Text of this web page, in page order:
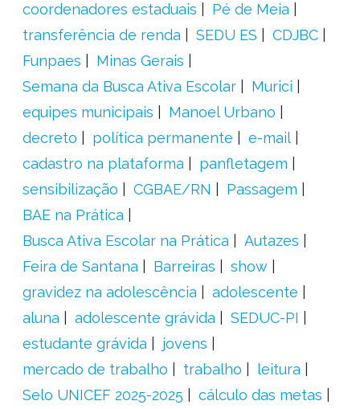
coordenadores estaduais
Pé de Meia
transferência de renda
SEDU ES
CDJBC
Funpaes
Minas Gerais
Semana da Busca Ativa Escolar
Murici
equipes municipais
Manoel Urbano
decreto
política permanente
e-mail
cadastro na plataforma
panfletagem
sensibilização
CGBAE/RN
Passagem
BAE na Prática
Busca Ativa Escolar na Prática
Autazes
Feira de Santana
Barreiras
show
gravidez na adolescência
adolescente
aluna
adolescente grávida
SEDUC-PI
estudante grávida
jovens
mercado de trabalho
trabalho
leitura
Selo UNICEF 2025-2025
cálculo das metas